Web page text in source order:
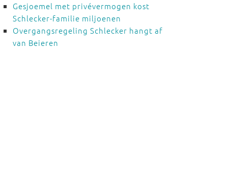
Gesjoemel met privévermogen kost
Schlecker-familie miljoenen
Overgangsregeling Schlecker hangt af
van Beieren